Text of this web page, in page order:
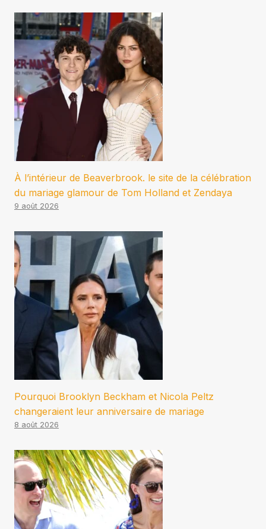
À l’intérieur de Beaverbrook. le site de la célébration
du mariage glamour de Tom Holland et Zendaya
9 août 2026
Pourquoi Brooklyn Beckham et Nicola Peltz
changeraient leur anniversaire de mariage
8 août 2026